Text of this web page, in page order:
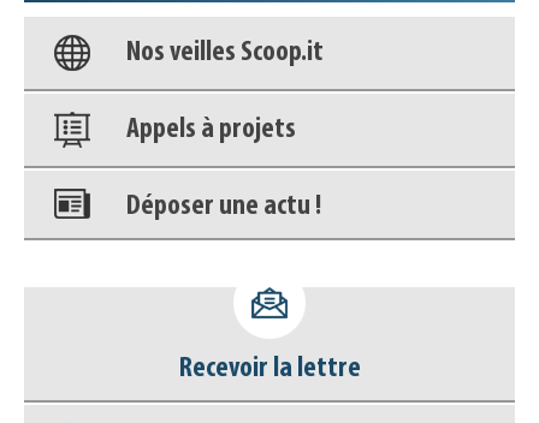
Nos veilles Scoop.it
Appels à projets
Déposer une actu !
déconnecter)
Base documentaire
Recevoir la lettre